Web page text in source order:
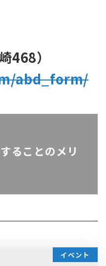
468）
abd_form/
ることのメリ
イベント